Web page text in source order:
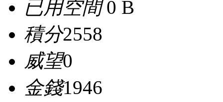
已用空間0 B
積分2558
威望0
金錢1946